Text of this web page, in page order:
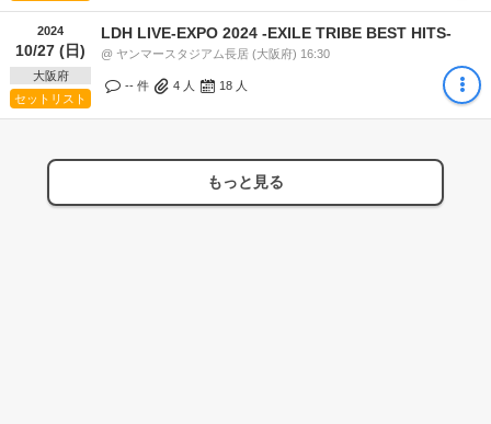
2024
10/27 (日)
大阪府
セットリスト
LDH LIVE-EXPO 2024 -EXILE TRIBE BEST HITS-
@ ヤンマースタジアム長居 (大阪府) 16:30
-- 件 4 人 18 人
もっと見る